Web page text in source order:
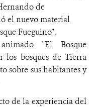
de
el nuevo material
Fueguino”.
"El Bosque
los bosques de Tierra
sobre sus habitantes y
de la experiencia del